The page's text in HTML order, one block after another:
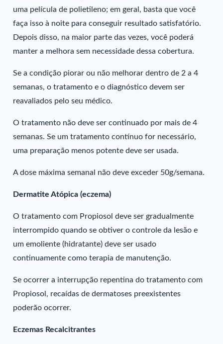
uma película de polietileno; em geral, basta que você
faça isso à noite para conseguir resultado satisfatório.
Depois disso, na maior parte das vezes, você poderá
manter a melhora sem necessidade dessa cobertura.
Se a condição piorar ou não melhorar dentro de 2 a 4
semanas, o tratamento e o diagnóstico devem ser
reavaliados pelo seu médico.
O tratamento não deve ser continuado por mais de 4
semanas. Se um tratamento contínuo for necessário,
uma preparação menos potente deve ser usada.
A dose máxima semanal não deve exceder 50g/semana.
Dermatite Atópica (eczema)
O tratamento com Propiosol deve ser gradualmente
interrompido quando se obtiver o controle da lesão e
um emoliente (hidratante) deve ser usado
continuamente como terapia de manutenção.
Se ocorrer a interrupção repentina do tratamento com
Propiosol, recaídas de dermatoses preexistentes
poderão ocorrer.
Eczemas Recalcitrantes